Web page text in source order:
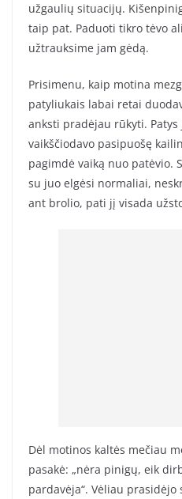
užgaulių situacijų.
taip pat. Paduoti tikro tėvo
užtrauksime jam gėdą.
Prisimenu, kaip motina
patyliukais labai retai
anksti pradėjau rūkyti.
vaikščiodavo pasipuošę
pagimdė vaiką nuo patėvio.
su juo elgėsi normaliai,
ant brolio, pati jį visada
Dėl motinos kaltės mečiau
pasakė: „nėra pinigų, eik
pardavėja“. Vėliau prasidėjo